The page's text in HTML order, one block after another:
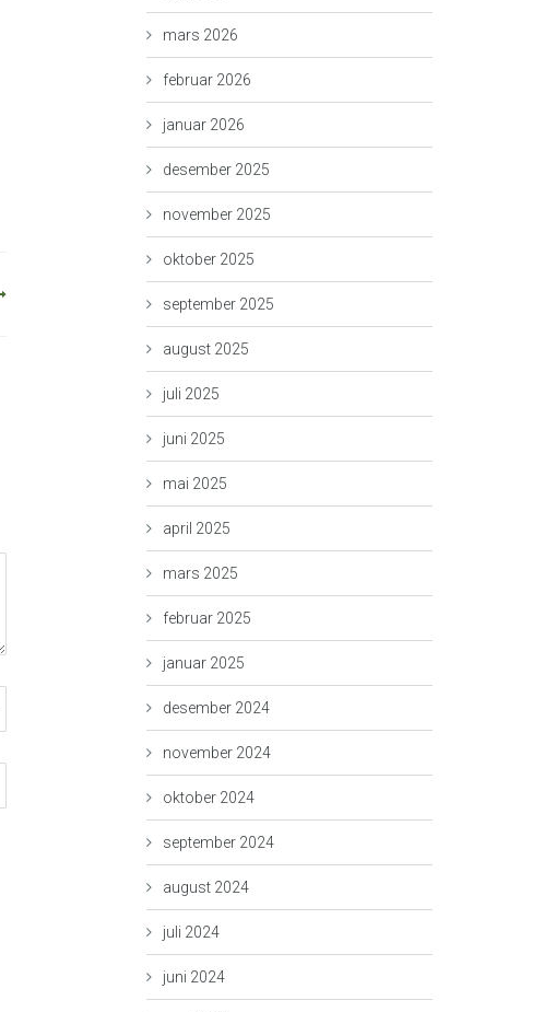
mars 2026
februar 2026
januar 2026
desember 2025
november 2025
oktober 2025
september 2025
august 2025
juli 2025
juni 2025
mai 2025
april 2025
mars 2025
februar 2025
januar 2025
desember 2024
november 2024
oktober 2024
september 2024
august 2024
juli 2024
juni 2024